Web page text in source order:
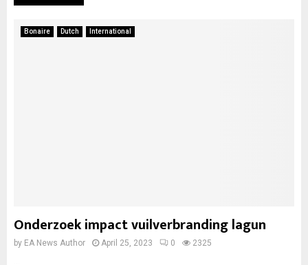
Bonaire Dutch International
Onderzoek impact vuilverbranding lagun
by EA News Author April 25, 2023 0 2325